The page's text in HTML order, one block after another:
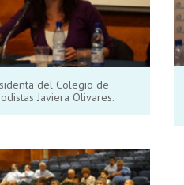
del Colegio de
Javiera Olivares.